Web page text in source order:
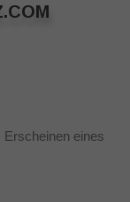
Erscheinen eines